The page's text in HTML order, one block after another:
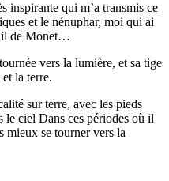
inspirante qui m’a transmis ce
et le nénuphar, moi qui ai
de Monet…
vers la lumière, et sa tige
et la terre.
sur terre, avec les pieds
le ciel Dans ces périodes où il
mieux se tourner vers la